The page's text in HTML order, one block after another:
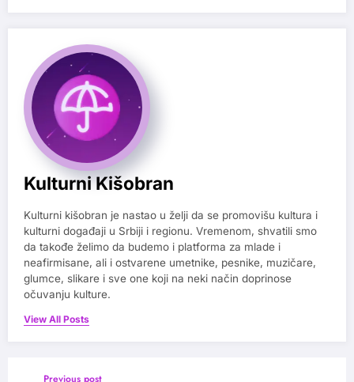
Kulturni Kišobran
Kulturni kišobran je nastao u želji da se promovišu kultura i
kulturni događaji u Srbiji i regionu. Vremenom, shvatili smo
da takođe želimo da budemo i platforma za mlade i
neafirmisane, ali i ostvarene umetnike, pesnike, muzičare,
glumce, slikare i sve one koji na neki način doprinose
očuvanju kulture.
View All Posts
Previous post